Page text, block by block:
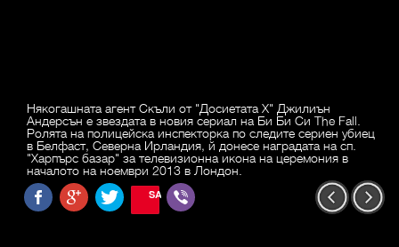
Някогашната агент Скъли от "Досиетата Х" Джилиън
Андерсън е звездата в новия сериал на Би Би Си The Fall.
Ролята на полицейска инспекторка по следите сериен убиец
в Белфаст, Северна Ирландия, й донесе наградата на сп.
"Харпърс базар" за телевизионна икона на церемония в
началото на ноември 2013 в Лондон.
SAVE